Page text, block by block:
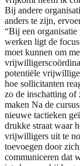
Bij andere
anders te zijn,
“Bij een
werken ligt de
moet kunnen om
potentiële
hoe sollicitanten
zo de inschatting of
maken Na de
nieuwe tactieken
drukke straat waar
vrijwilligers uit te
toevoegen door
communiceren dat